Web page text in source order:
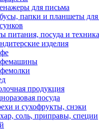
для письма
папки и планшеты для
питания, посуда и техника
изделия
продукция
посуда
и сухофрукты, снэки
соль, приправы, специи